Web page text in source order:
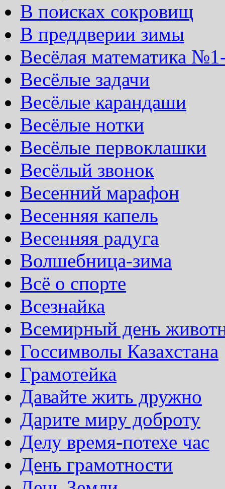
В поисках сокровищ
В преддверии зимы
Весёлая математика
Весёлые задачи
Весёлые карандаши
Весёлые нотки
Весёлые первоклашки
Весёлый звонок
Весенний марафон
Весенняя капель
Весенняя радуга
Волшебница-зима
Всё о спорте
Всезнайка
Всемирный день
Госсимволы Казахстана
Грамотейка
Давайте жить дружно
Дарите миру доброту
Делу время-потехе час
День грамотности